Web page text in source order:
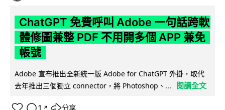
ChatGPT 免費呼叫 Adobe 一句話跨軟
體修圖兼整 PDF 不用開多個 APP 兼免
帳號
Adobe 宣布推出全新統一版 Adobe for ChatGPT 外掛，取代
去年推出三個獨立 connector，將 Photoshop、...
閱讀全文
↗ 分享